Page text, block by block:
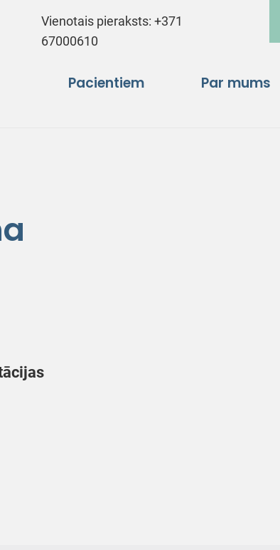
Vienotais pieraksts:+371
67000610
Pacientiem Par mums